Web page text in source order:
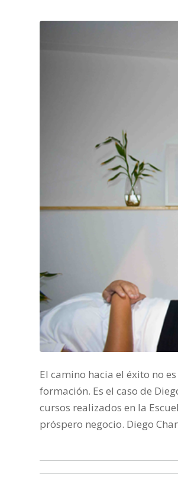
El camino hacia el éxito no
formación. Es el caso de
cursos realizados en la
próspero negocio. Diego